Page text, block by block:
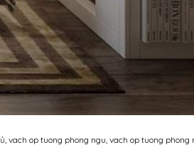
op tuong phong ngu, vach op tuong phong